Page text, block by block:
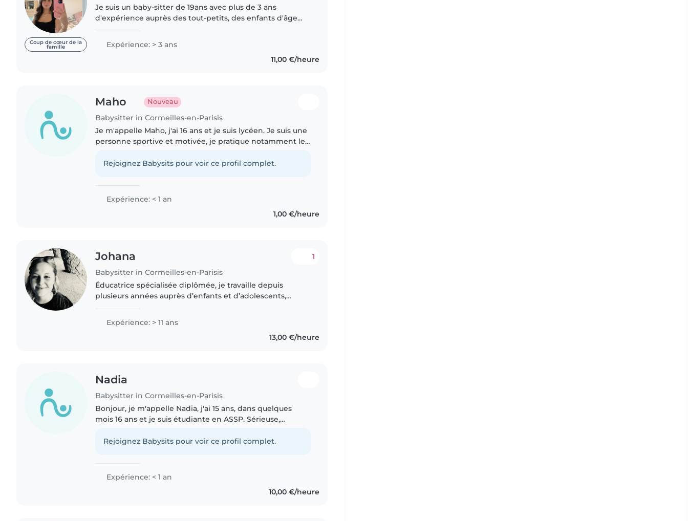
Coup de cœur de la
famille
Je suis un baby-sitter de 19ans avec plus de 3 ans
d'expérience auprès des tout-petits, des enfants d'âge
enfants de 5 mois..
Expérience: > 3 ans
11,00 €/heure
Maho Nouveau
Babysitter in Cormeilles-en-Parisis
Je m'appelle Maho, j'ai 16 ans et je suis lycéen. Je suis une
personne sportive et motivée, je pratique notamment le
qui..
Rejoignez Babysits pour voir ce profil complet.
Expérience: < 1 an
1,00 €/heure
Johana
Babysitter in Cormeilles-en-Parisis
1
Éducatrice spécialisée diplômée, je travaille depuis
plusieurs années auprès d’enfants et d’adolescents,
milieu ouvert. Douce,..
Expérience: > 11 ans
13,00 €/heure
Nadia
Babysitter in Cormeilles-en-Parisis
Bonjour, je m'appelle Nadia, j'ai 15 ans, dans quelques
mois 16 ans et je suis étudiante en ASSP. Sérieuse,
veiller à leur..
Rejoignez Babysits pour voir ce profil complet.
Expérience: < 1 an
10,00 €/heure